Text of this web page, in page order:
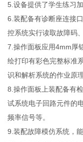
5.设备提供了学生练习
6.装配备有诊断座连接
控系统实行读取故障码
7.操作面板应用4mm厚
绘打印有彩色完整标准
识和解析系统的作业原理
8.操作面板上装配备有
试系统电子回路元件的
频率信号等。
9.装配故障模仿系统，